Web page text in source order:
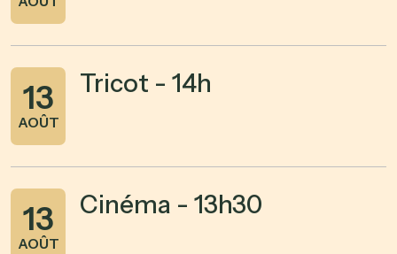
13
AOÛT
Tricot - 14h
13
AOÛT
Cinéma - 13h30